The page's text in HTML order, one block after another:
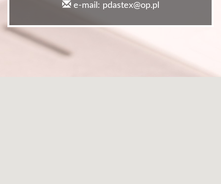
e-mail: pdastex@op.pl